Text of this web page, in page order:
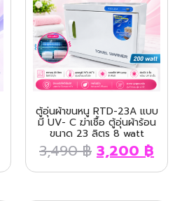
ตู้อุ่นผ้าขนหนู RTD-23A แบบ
มี UV- C ฆ่าเชื้อ ตู้อุ่นผ้าร้อน
ขนาด 23 ลิตร 8 watt
3,490฿ 3,200฿